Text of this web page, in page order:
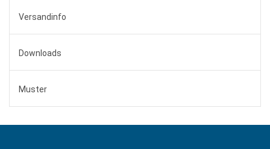
Versandinfo
Downloads
Muster